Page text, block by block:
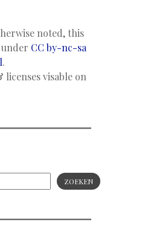
noted, this
CC by-nc-sa
.
visable on
ZOEKEN